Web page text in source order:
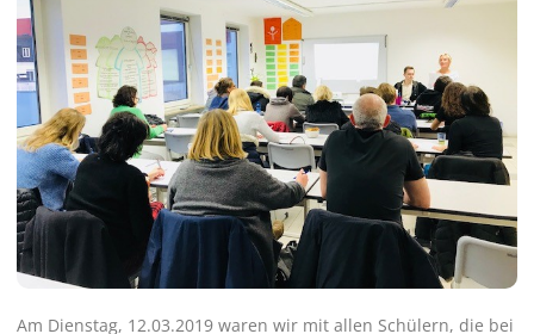
Am Dienstag, 12.03.2019 waren wir mit allen Schülern, die bei